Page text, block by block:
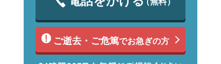
ご逝去・ご危篤でお急ぎの方